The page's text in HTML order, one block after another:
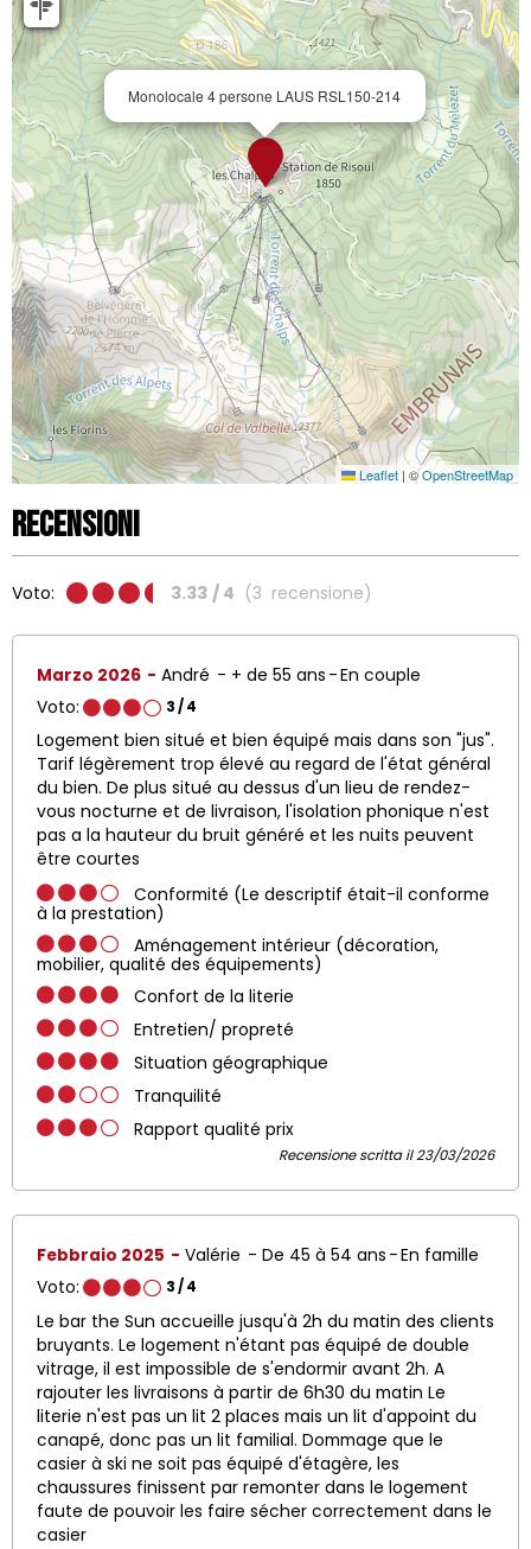
Monolocale 4 persone LAUS RSL150-214
Leaflet | ©OpenStreetMap
Recensioni
Voto: 3.33 / 4 (3 recensione)
Marzo 2026 André + de 55 ans
En couple
Voto:
3/ 4
Logement bien situé et bien équipé mais dans son "jus".
Tarif légèrement trop élevé au regard de l'état général
du bien. De plus situé au dessus d'un lieu de rendez-
vous nocturne et de livraison, l'isolation phonique n'est
pas a la hauteur du bruit généré et les nuits peuvent
être courtes
Conformité (Le descriptif était-il conforme
à la prestation)
Aménagement intérieur (décoration,
mobilier, qualité des équipements)
Confort de la literie
Entretien/ propreté
Situation géographique
Tranquilité
Rapport qualité prix
Recensione scritta il 23/03/2026
Febbraio 2025 Valérie De 45 à 54 ans
En famille
Voto:
3/ 4
Le bar the Sun accueille jusqu'à 2h du matin des clients
bruyants. Le logement n'étant pas équipé de double
vitrage, il est impossible de s'endormir avant 2h. A
rajouter les livraisons à partir de 6h30 du matin Le
literie n'est pas un lit 2 places mais un lit d'appoint du
canapé, donc pas un lit familial. Dommage que le
casier à ski ne soit pas équipé d'étagère, les
chaussures finissent par remonter dans le logement
faute de pouvoir les faire sécher correctement dans le
casier